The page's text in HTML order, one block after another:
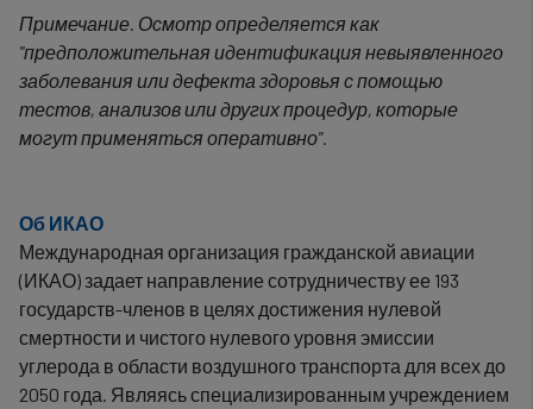
Примечание. Осмотр определяется как
"предположительная идентификация невыявленного
заболевания или дефекта здоровья с помощью
тестов, анализов или других процедур, которые
могут применяться оперативно".
Об ИКАО
Международная организация гражданской авиации
(ИКАО) задает направление сотрудничеству ее 193
государств-членов в целях достижения нулевой
смертности и чистого нулевого уровня эмиссии
углерода в области воздушного транспорта для всех до
2050 года. Являясь специализированным учреждением